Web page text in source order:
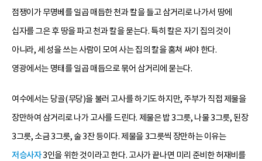
점쟁이가 무명베를 일곱 매듭한 천과 칼을 들고 삼거리로 나가서 땅에
십자를 그은 후 땅을 파고 천과 칼을 묻는다. 특히 칼은 자기 집의 것이
아니라, 세 성을 쓰는 사람이 모여 사는 집의 칼을 훔쳐 써야 한다.
영광에서는 명태를 일곱 매듭으로 묶어 삼거리에 묻는다.
여수에서는 당골(무당)을 불러 고사를 하기도 하지만, 주부가 직접 제물을
장만하여 삼거리로 나가 고사를 드린다. 제물은 밥 3그릇, 나물 3그릇, 된장
3그릇, 소금 3그릇, 술 3잔 등이다. 제물을 3그릇씩 장만하는 이유는
저승사자3인을 위한 것이라고 한다. 고사가 끝나면 미리 준비한 허재비를